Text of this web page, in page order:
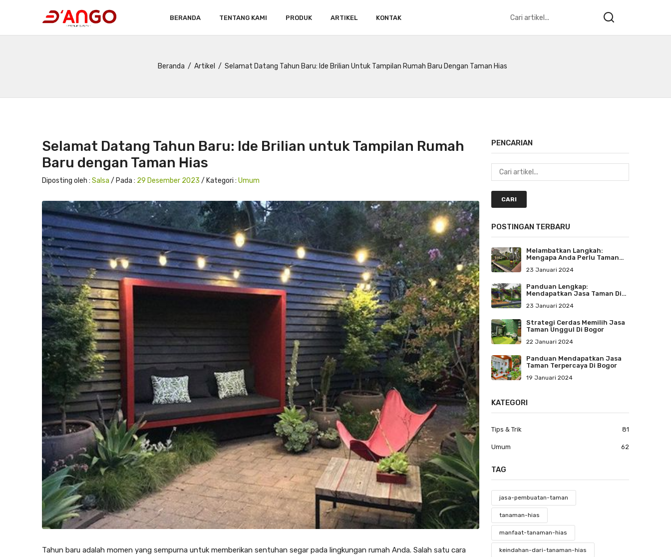
BERANDA TENTANG KAMI PRODUK ARTIKEL KONTAK
Beranda Artikel Selamat Datang Tahun Baru: Ide Brilian Untuk Tampilan Rumah Baru Dengan Taman Hias
Selamat Datang Tahun Baru: Ide Brilian untuk Tampilan Rumah
Baru dengan Taman Hias
Diposting oleh : Salsa / Pada : 29 Desember 2023 / Kategori : Umum
Tahun baru adalah momen yang sempurna untuk memberikan sentuhan segar pada lingkungan rumah Anda. Salah satu cara
PENCARIAN
CARI
POSTINGAN TERBARU
Melambatkan Langkah:
Mengapa Anda Perlu Taman
Menenangkan Jiwa
23 Januari 2024
Panduan Lengkap:
Mendapatkan Jasa Taman Di
23 Januari 2024
Strategi Cerdas Memilih Jasa
Taman Unggul Di Bogor
22 Januari 2024
Panduan Mendapatkan Jasa
Taman Terpercaya Di Bogor
19 Januari 2024
KATEGORI
Tips & Trik 81
Umum 62
TAG
jasa-pembuatan-taman
tanaman-hias
manfaat-tanaman-hias
keindahan-dari-tanaman-hias